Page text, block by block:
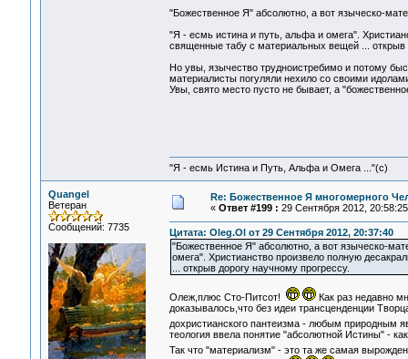
"Божественное Я" абсолютно, а вот языческо-
"Я - есмь истина и путь, альфа и омега".
священные табу с материальных вещей ... открыв
Но увы, язычество трудноистребимо и потому
материалисты погуляли нехило со своими
Увы, свято место пусто не бывает, а
"Я - есмь Истина и Путь, Альфа и Омега ..."(с)
Quangel
Ветеран
Сообщений: 7735
Re: Божественное Я многомерного
« Ответ #199 : 29 Сентября 2012,
Цитата: Oleg.Ol от 29 Сентября 2012, 20:37:40
"Божественное Я" абсолютно, а вот языческо-
омега". Христианство произвело полную
... открыв дорогу научному прогрессу.
Олеж,плюс Сто-Питсот!
Как раз недавно
доказывалось,что без идеи трансценденции
дохристианского пантеизма - любым природным
теология ввела понятие "абсолютной Истины" -
Так что "материализм" - это та же самая